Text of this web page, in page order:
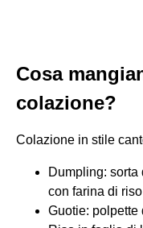
Cosa
colazione?
Colazione in stile
Dumpling:
con farina di
Guotie: polpette